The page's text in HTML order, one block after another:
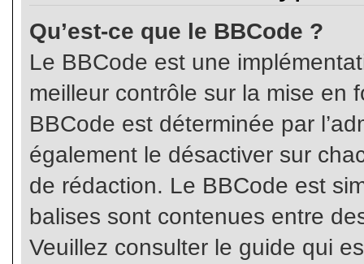
Qu’est-ce que le BBCode ?
Le BBCode est une
meilleur contrôle sur la mise en
BBCode est déterminée par
également le désactiver sur
de rédaction. Le BBCode est
balises sont contenues entre
Veuillez consulter le guide qui